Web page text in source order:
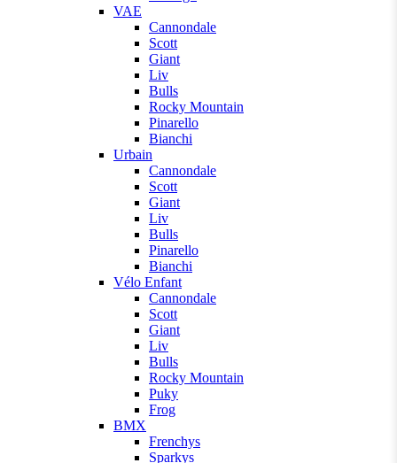
VAE
Cannondale
Scott
Giant
Liv
Bulls
Rocky Mountain
Pinarello
Bianchi
Urbain
Cannondale
Scott
Giant
Liv
Bulls
Pinarello
Bianchi
Vélo Enfant
Cannondale
Scott
Giant
Liv
Bulls
Rocky Mountain
Puky
Frog
BMX
Frenchys
Sparkys